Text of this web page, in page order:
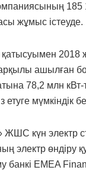
185
жұмыс істеуде.
қатысуымен
ашылған
78,2 млн
мүмкіндік
күн электр
электр өндіру
EMEA